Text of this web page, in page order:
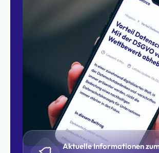
Aktuelle Informationen